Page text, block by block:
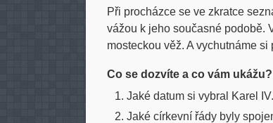
Při procházce se ve zkratce
vážou k jeho současné podobě.
mosteckou věž. A vychutnáme
Co se dozvíte a co vám ukážu?
Jaké datum si vybral Karel
Jaké církevní řády byly